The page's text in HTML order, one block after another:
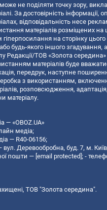
не поділяти точку зору,
За достовірність інформації,
відповідальність несе
матеріалів розміщених на
на сторінку цього
будь-якого іншого згадування,
Редакції/ТОВ «Золота середина»
матеріалів буде
передрук, наступне
з використанням,
розповсюдження,
матеріалу.
— «OBOZ.UA»
медіа;
— R40-06156;
Деревообробна, буд. 7, м.
пошти — [email protected]; -
ТОВ "Золота середина".